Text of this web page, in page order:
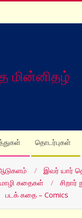
மின்னிதழ்
தொடர்புகள்
இவர் யார்
கதைகள் சிறார்
படக் கதை – Comics